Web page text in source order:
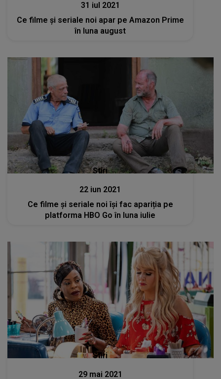
31 iul 2021
Ce filme și seriale noi apar pe Amazon Prime
în luna august
Stiri
22 iun 2021
Ce filme și seriale noi își fac apariția pe
platforma HBO Go în luna iulie
Stiri
29 mai 2021